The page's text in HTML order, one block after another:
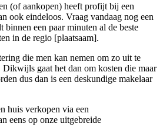
(of aankopen) heeft profijt bij een
ook eindeloos. Vraag vandaag nog een
binnen een paar minuten al de beste
in de regio [plaatsaam].
die men kan nemen om zo uit te
gaat het dan om kosten die maar
dus dan is een deskundige makelaar
huis verkopen via een
eens op onze uitgebreide